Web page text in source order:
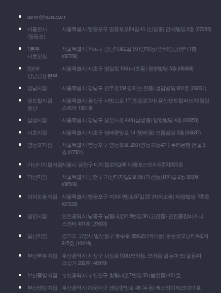
admin@eanse.com
서울본사
(영등포)
서울특별시 영등포구 영등포로84길 41 (신길동) 안세빌딩 2층 (07355)
1본부
서초분실
서울특별시 서초구 강남대로2길 59 (양재동) 안세강남센터 1층
(06789)
2본부
강남금융본부
서울특별시 서초구 명달로 106 (서초동) 원영빌딩 5층 (06668)
강남지점
서울특별시 강남구 언주로134길 6 (논현동) 성암빌딩 601호 (06061)
센트럴지점
용산
서울특별시 용산구 서빙고로 17 (한강로3가) 용산센트럴파크 해링턴
스퀘어 1301호
삼성지점
서울특별시 강남구 봉은사로 443 (삼성동) 영일빌딩 4층 (06053)
서초지점
서울특별시 서초구 방배중앙로 14 (방배동) 으뜸빌딩 3층 (06687)
영등포지점
서울특별시 영등포구 영등포로 200 (영등포동4가) 우리은행 건물 3
층 (07301)
가산디지털지점서울시 금천구 디지털로9길68 대륭포스트타워5차203호
가산지점
서울특별시 금천구 가산디지털2로 98 (가산동) IT캐슬 2동 309호
(08506)
여의도동지점
서울특별시 영등포구 여의대방로67길 22 (여의도동) 태양빌딩 705호
(07333)
경인지점
인천광역시 남동구 남동대로215번길 30 (고잔동) 인천종합비즈니
스센터 401호 (21633)
일산지점
경기도 고양시 일산동구 호수로 358-25 (백석동) 동문굿모닝타워2차
915호 (10449)
부산북부지점
부산광역시 사상구 사상로 508 (모라동, 모라동 골든파크) 골든파
크상가 202호 (46919)
부산중앙지점
부산광역시 부산진구 황령대로7번길 33 (범천동) 401호
부산센텀지점
부산광역시 해운대구 센텀중앙로 48 (우동) 에스하이테크1311호